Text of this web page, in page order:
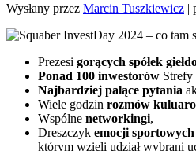
Wysłany przez Marcin Tuszkiewicz |
Prezesi gorących spółek
Ponad 100 inwestorów Strefy
Najbardziej palące pytania
Wiele godzin rozmów
Wspólne networkingi,
Dreszczyk emocji
którym wzięli udział wybrani